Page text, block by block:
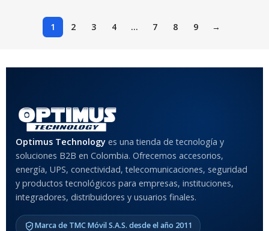
1 2 3 4 … 7 8 9 →
Optimus Technology es una tienda de tecnología y
soluciones B2B en Colombia. Ofrecemos accesorios,
energía, UPS, conectividad, telecomunicaciones, seguridad
y productos tecnológicos para empresas, instituciones,
integradores, distribuidores y usuarios finales.
Marca de TMC Móvil S.A.S. desde el año 2011